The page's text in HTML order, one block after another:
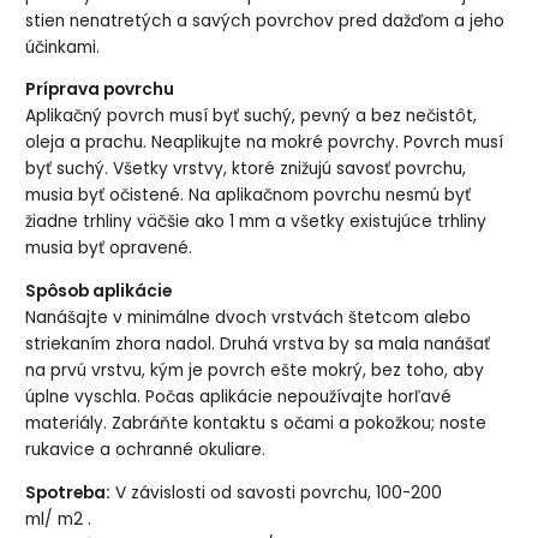
stien nenatretých a savých povrchov pred dažďom a jeho
účinkami.
Príprava povrchu
Aplikačný povrch musí byť suchý, pevný a bez nečistôt,
oleja a prachu. Neaplikujte na mokré povrchy. Povrch musí
byť suchý. Všetky vrstvy, ktoré znižujú savosť povrchu,
musia byť očistené. Na aplikačnom povrchu nesmú byť
žiadne trhliny väčšie ako 1 mm a všetky existujúce trhliny
musia byť opravené.
Spôsob aplikácie
Nanášajte v minimálne dvoch vrstvách štetcom alebo
striekaním zhora nadol. Druhá vrstva by sa mala nanášať
na prvú vrstvu, kým je povrch ešte mokrý, bez toho, aby
úplne vyschla. Počas aplikácie nepoužívajte horľavé
materiály. Zabráňte kontaktu s očami a pokožkou; noste
rukavice a ochranné okuliare.
Spotreba: V závislosti od savosti povrchu, 100-200
ml/ m2 .